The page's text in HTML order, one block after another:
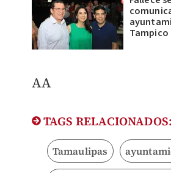
Tampico
AA
TAGS RELACIONADOS:
Tamaulipas